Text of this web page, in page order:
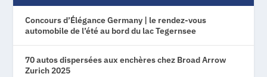
Concours d’Élégance Germany | le rendez-vous
automobile de l’été au bord du lac Tegernsee
70 autos dispersées aux enchères chez Broad Arrow
Zurich 2025